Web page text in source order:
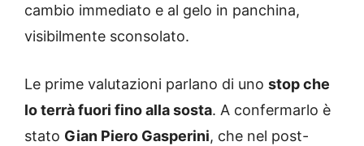
cambio immediato e al gelo in panchina,
visibilmente sconsolato.
Le prime valutazioni parlano di uno stop che
lo terrà fuori fino alla sosta. A confermarlo è
stato Gian Piero Gasperini, che nel post-